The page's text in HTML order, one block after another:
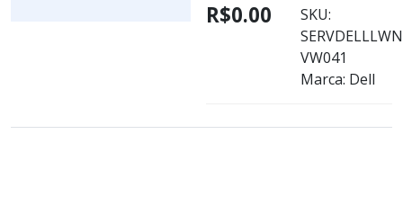
R$0.00
SKU:
VW041
Marca: Dell